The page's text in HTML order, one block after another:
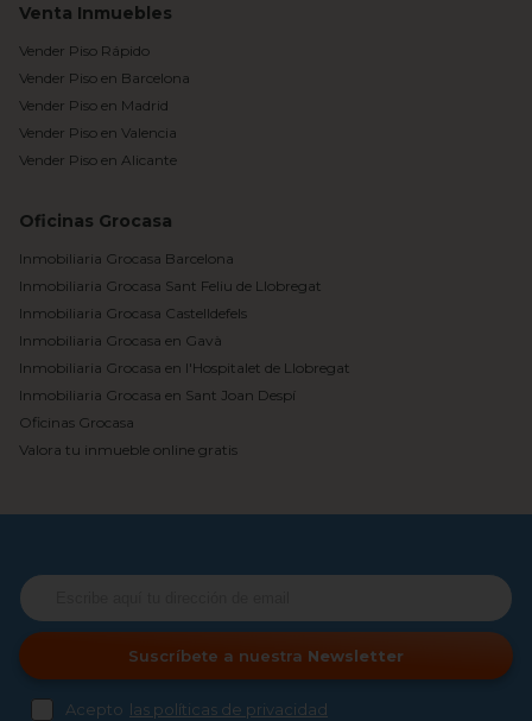
Venta Inmuebles
Vender Piso Rápido
Vender Piso en Barcelona
Vender Piso en Madrid
Vender Piso en Valencia
Vender Piso en Alicante
Oficinas Grocasa
Inmobiliaria Grocasa Barcelona
Inmobiliaria Grocasa Sant Feliu de Llobregat
Inmobiliaria Grocasa Castelldefels
Inmobiliaria Grocasa en Gavà
Inmobiliaria Grocasa en l'Hospitalet de Llobregat
Inmobiliaria Grocasa en Sant Joan Despí
Oficinas Grocasa
Valora tu inmueble online gratis
Suscríbete a nuestra Newsletter
Acepto las políticas de privacidad